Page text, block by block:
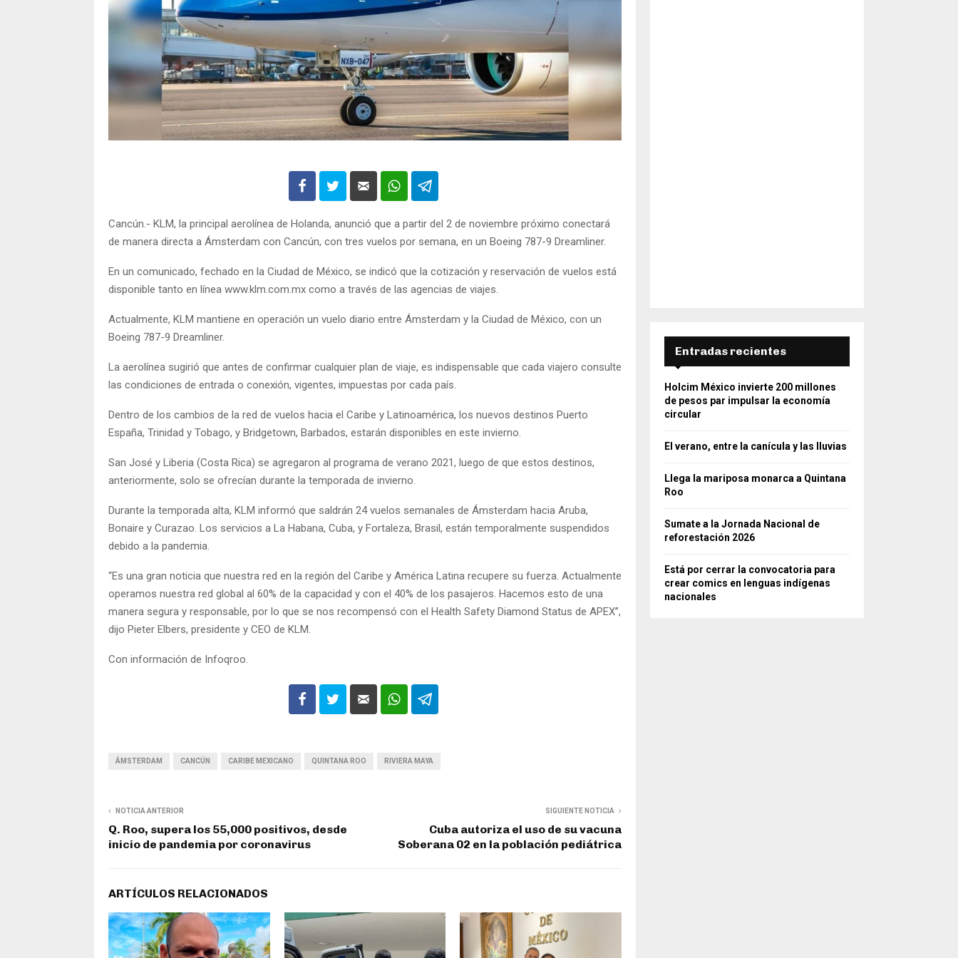
Cancún.- KLM, la principal aerolínea de Holanda, anunció que a partir del 2 de noviembre próximo conectará
de manera directa a Ámsterdam con Cancún, con tres vuelos por semana, en un Boeing 787-9 Dreamliner.
En un comunicado, fechado en la Ciudad de México, se indicó que la cotización y reservación de vuelos está
disponible tanto en línea www.klm.com.mx como a través de las agencias de viajes.
Actualmente, KLM mantiene en operación un vuelo diario entre Ámsterdam y la Ciudad de México, con un
Boeing 787-9 Dreamliner.
La aerolínea sugirió que antes de confirmar cualquier plan de viaje, es indispensable que cada viajero consulte
las condiciones de entrada o conexión, vigentes, impuestas por cada país.
Dentro de los cambios de la red de vuelos hacia el Caribe y Latinoamérica, los nuevos destinos Puerto
España, Trinidad y Tobago, y Bridgetown, Barbados, estarán disponibles en este invierno.
San José y Liberia (Costa Rica) se agregaron al programa de verano 2021, luego de que estos destinos,
anteriormente, solo se ofrecían durante la temporada de invierno.
Durante la temporada alta, KLM informó que saldrán 24 vuelos semanales de Ámsterdam hacia Aruba,
Bonaire y Curazao. Los servicios a La Habana, Cuba, y Fortaleza, Brasil, están temporalmente suspendidos
debido a la pandemia.
“Es una gran noticia que nuestra red en la región del Caribe y América Latina recupere su fuerza. Actualmente
operamos nuestra red global al 60% de la capacidad y con el 40% de los pasajeros. Hacemos esto de una
manera segura y responsable, por lo que se nos recompensó con el Health Safety Diamond Status de APEX”,
dijo Pieter Elbers, presidente y CEO de KLM.
Con información de Infoqroo.
ÁMSTERDAM CANCÚN CARIBE MEXICANO QUINTANA ROO RIVIERA MAYA
NOTICIA ANTERIOR
Q. Roo, supera los 55,000 positivos, desde
inicio de pandemia por coronavirus
SIGUIENTE NOTICIA
Cuba autoriza el uso de su vacuna
Soberana 02 en la población pediátrica
ARTÍCULOS RELACIONADOS
Entradas recientes
Holcim México invierte 200 millones
de pesos par impulsar la economía
circular
El verano, entre la canícula y las lluvias
Llega la mariposa monarca a Quintana
Roo
Sumate a la Jornada Nacional de
reforestación 2026
Está por cerrar la convocatoria para
crear comics en lenguas indígenas
nacionales